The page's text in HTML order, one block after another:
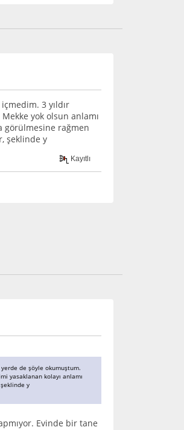
3 yıldır
yok olsun anlamı
görülmesine rağmen
şeklinde y
Kayıtlı
de şöyle okumuştum.
yasaklanan kolayı anlamı
y
Evinde bir tane